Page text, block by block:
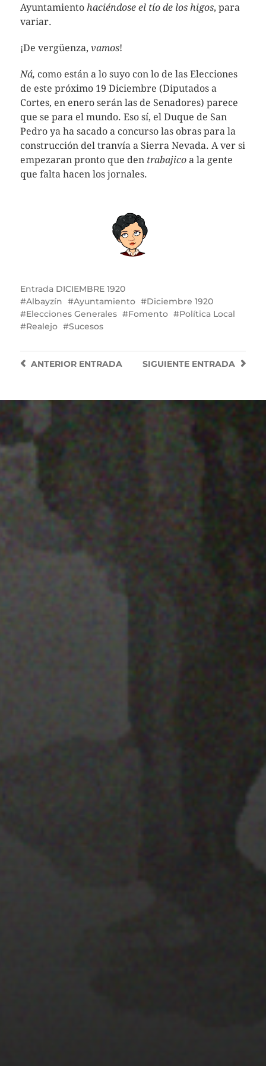
Ayuntamiento haciéndose el tío de los higos, para
variar.
¡De vergüenza, vamos!
Ná, como están a lo suyo con lo de las Elecciones
de este próximo 19 Diciembre (Diputados a
Cortes, en enero serán las de Senadores) parece
que se para el mundo. Eso sí, el Duque de San
Pedro ya ha sacado a concurso las obras para la
construcción del tranvía a Sierra Nevada. A ver si
empezaran pronto que den trabajicoa la gente
que falta hacen los jornales.
Entrada DICIEMBRE 1920
Albayzín
Ayuntamiento
Diciembre 1920
Elecciones Generales
Fomento
Política Local
Realejo
Sucesos
SIGUIENTE ENTRADA
ANTERIORENTRADA